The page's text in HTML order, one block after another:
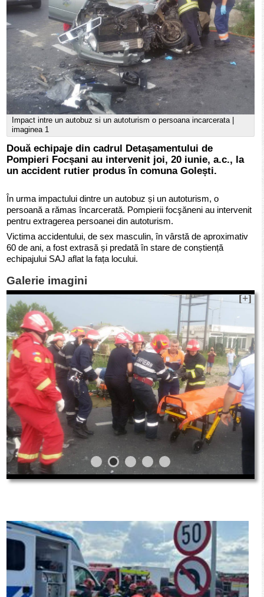
Impact intre un autobuz si un autoturism o persoana incarcerata |
imaginea 1
Două echipaje din cadrul Detașamentului de
Pompieri Focșani au intervenit joi, 20 iunie, a.c., la
un accident rutier produs în comuna Golești.
În urma impactului dintre un autobuz și un autoturism, o
persoană a rămas încarcerată. Pompierii focşăneni au intervenit
pentru extragerea persoanei din autoturism.
Victima accidentului, de sex masculin, în vârstă de aproximativ
60 de ani, a fost extrasă și predată în stare de conștiență
echipajului SAJ aflat la fața locului.
Galerie imagini